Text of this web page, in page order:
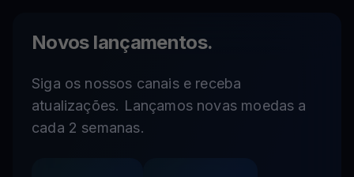
Novos lançamentos.
Siga os nossos canais e receba
atualizações. Lançamos novas moedas a
cada 2 semanas.